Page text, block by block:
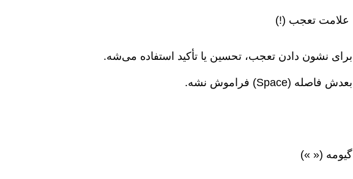
علامت تعجب (!)
برای نشون دادن تعجب، تحسین یا تأکید استفاده می‌شه.
بعدش فاصله (Space) فراموش نشه.
گیومه (« »)